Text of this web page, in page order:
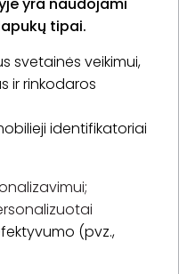
tipai.
svetainės veikimui,
ir rinkodaros
identifikatoriai
(pvz.,
politika